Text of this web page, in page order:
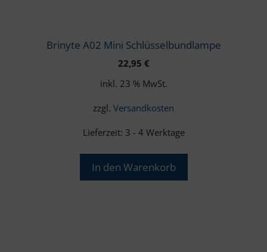
Brinyte A02 Mini Schlüsselbundlampe
22,95 €
inkl. 23 % MwSt.
zzgl. Versandkosten
Lieferzeit: 3 - 4 Werktage
In den Warenkorb